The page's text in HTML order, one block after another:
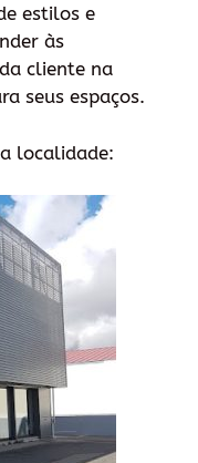
estilos e
às
cliente na
seus espaços.
localidade: